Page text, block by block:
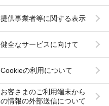
提供事業者等に関する表示
健全なサービスに向けて
Cookieの利用について
お客さまのご利用端末から
の情報の外部送信について